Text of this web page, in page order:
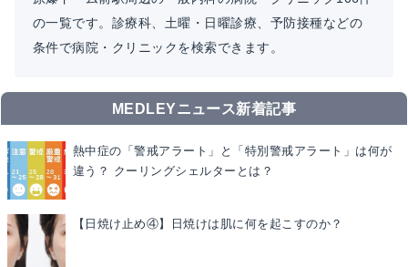
の一覧です。診療科、土曜・日曜診療、予防接種などの
条件で病院・クリニックを検索できます。
MEDLEYニュース新着記事
熱中症の「警戒アラート」と「特別警戒アラート」は何が
違う？ クーリングシェルターとは？
【日焼け止め④】日焼けは肌に何を起こすのか？